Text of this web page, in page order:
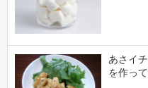
あさイ
を作っ